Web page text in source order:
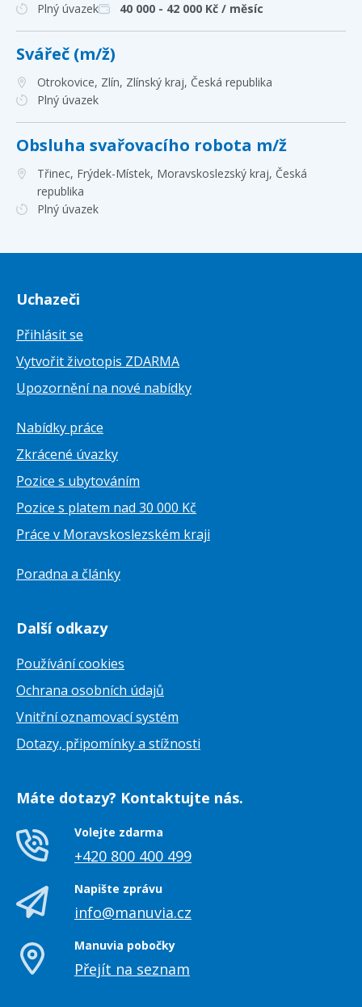
Plný úvazek
40 000 - 42 000 Kč / měsíc
Svářeč (m/ž)
Otrokovice, Zlín, Zlínský kraj, Česká republika
Plný úvazek
Obsluha svařovacího robota m/ž
Třinec, Frýdek-Místek, Moravskoslezský kraj, Česká
republika
Plný úvazek
Uchazeči
Přihlásit se
Vytvořit životopis ZDARMA
Upozornění na nové nabídky
Nabídky práce
Zkrácené úvazky
Pozice s ubytováním
Pozice s platem nad 30 000 Kč
Práce v Moravskoslezském kraji
Poradna a články
Další odkazy
Používání cookies
Ochrana osobních údajů
Vnitřní oznamovací systém
Dotazy, připomínky a stížnosti
Máte dotazy? Kontaktujte nás.
Volejte zdarma
+420 800 400 499
Napište zprávu
info@manuvia.cz
Manuvia pobočky
Přejít na seznam